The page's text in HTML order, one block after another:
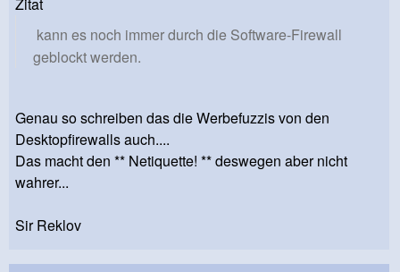
Zitat
kann es noch immer durch die Software-Firewall
geblockt werden.
Genau so schreiben das die Werbefuzzis von den
Desktopfirewalls auch....
Das macht den ** Netiquette! ** deswegen aber nicht
wahrer...
Sir Reklov